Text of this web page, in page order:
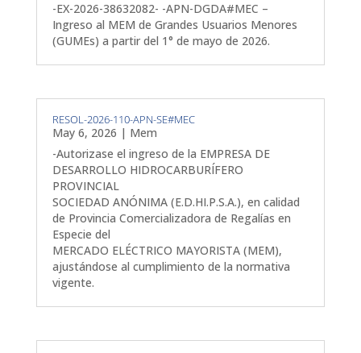
-EX-2026-38632082- -APN-DGDA#MEC –
Ingreso al MEM de Grandes Usuarios Menores
(GUMEs) a partir del 1° de mayo de 2026.
RESOL-2026-110-APN-SE#MEC
May 6, 2026 | Mem
-Autorizase el ingreso de la EMPRESA DE
DESARROLLO HIDROCARBURÍFERO
PROVINCIAL
SOCIEDAD ANÓNIMA (E.D.HI.P.S.A.), en calidad
de Provincia Comercializadora de Regalías en
Especie del
MERCADO ELÉCTRICO MAYORISTA (MEM),
ajustándose al cumplimiento de la normativa
vigente.